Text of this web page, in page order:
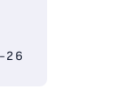
26